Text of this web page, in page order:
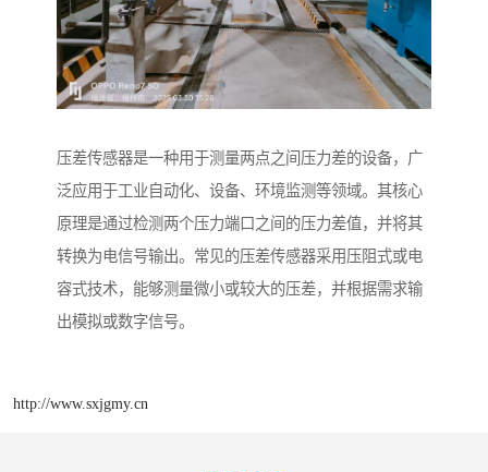
压差传感器是一种用于测量两点之间压力差的设备，广
泛应用于工业自动化、设备、环境监测等领域。其核心
原理是通过检测两个压力端口之间的压力差值，并将其
转换为电信号输出。常见的压差传感器采用压阻式或电
容式技术，能够测量微小或较大的压差，并根据需求输
出模拟或数字信号。
http://www.sxjgmy.cn